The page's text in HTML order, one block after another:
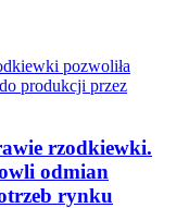
rzodkiewki.
odmian
rynku